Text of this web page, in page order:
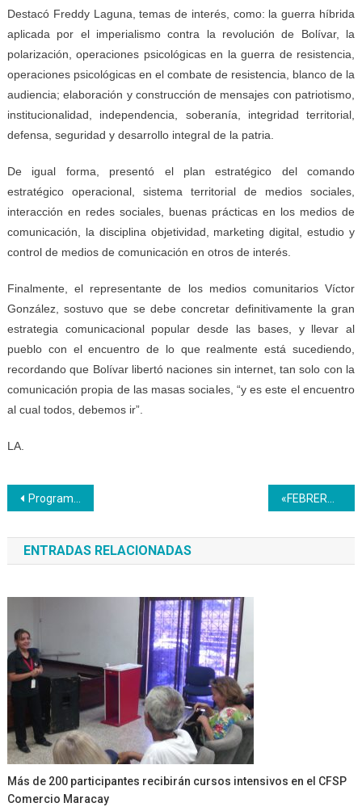
Destacó Freddy Laguna, temas de interés, como: la guerra híbrida
aplicada por el imperialismo contra la revolución de Bolívar, la
polarización, operaciones psicológicas en la guerra de resistencia,
operaciones psicológicas en el combate de resistencia, blanco de la
audiencia; elaboración y construcción de mensajes con patriotismo,
institucionalidad, independencia, soberanía, integridad territorial,
defensa, seguridad y desarrollo integral de la patria.
De igual forma, presentó el plan estratégico del comando
estratégico operacional, sistema territorial de medios sociales,
interacción en redes sociales, buenas prácticas en los medios de
comunicación, la disciplina objetividad, marketing digital, estudio y
control de medios de comunicación en otros de interés.
Finalmente, el representante de los medios comunitarios Víctor
González, sostuvo que se debe concretar definitivamente la gran
estrategia comunicacional popular desde las bases, y llevar al
pueblo con el encuentro de lo que realmente está sucediendo,
recordando que Bolívar libertó naciones sin internet, tan solo con la
comunicación propia de las masas sociales, “y es este el encuentro
al cual todos, debemos ir”.
LA.
Navegación
de
entradas
Programa Turismo de Miranda inició el curso Panadería Artesanal «FEBRERO Rebelde Feminista»
ENTRADAS RELACIONADAS
Más de 200 participantes recibirán cursos intensivos en el CFSP
Comercio Maracay